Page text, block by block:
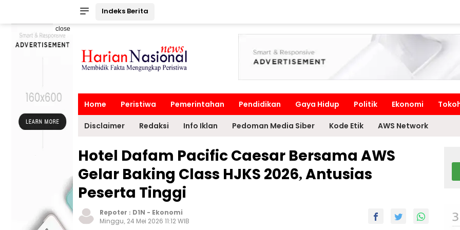
Indeks Berita
close
Home Peristiwa Pemerintahan Pendidikan Gaya Hidup Politik Ekonomi
Disclaimer Redaksi Info Iklan Pedoman Media Siber Kode Etik AWS Network
Hotel Dafam Pacific Caesar Bersama AWS
Gelar Baking Class HJKS 2026, Antusias
Peserta Tinggi
Repoter : D1N - Ekonomi
Minggu, 24 Mei 2026 11:12 WIB